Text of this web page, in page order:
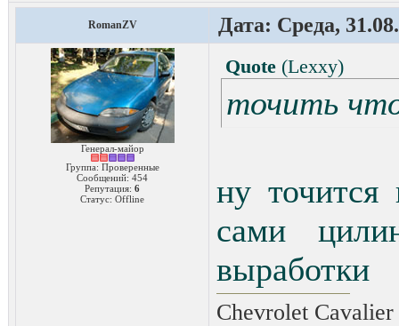
RomanZV Дата: Среда,
Генерал-майор
Группа: Проверенные
Сообщений: 454
Репутация: 6
Статус: Offline
Quote (Lexxy)
точить
ну
сами
выработки
Chevrolet